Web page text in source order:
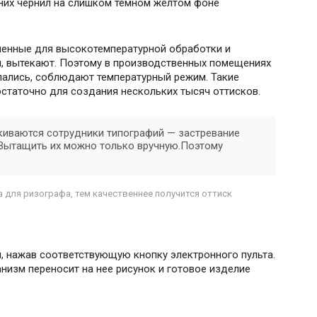
чернил на слишком темном желтом фоне
для высокотемпературной обработки и
Поэтому в производственных помещениях
соблюдают температурный режим. Такие
для создания нескольких тысяч оттисков.
сотрудники типографий — застревание
их можно только вручную.Поэтому
ризографа, тем качественнее получится оттиск
соответствующую кнопку электронного пульта.
переносит на нее рисунок и готовое изделие